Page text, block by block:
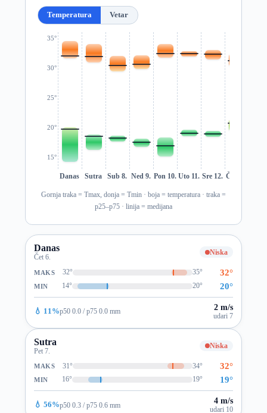
Temperatura Vetar
15°
20°
25°
30°
35°
Danas Sutra Sub 8. Ned 9. Pon 10. Uto 11. Sre 12. Čet 13.
Gornja traka = Tmax, donja = Tmin · boja = temperatura · traka =
p25–p75 · linija = medijana
Danas
Čet 6.
Niska
MAKS 32° 35° 32°
MIN 14° 20° 20°
💧 11%p50 0.0 / p75 0.0 mm 2 m/s
udari 7
Sutra
Pet 7.
Niska
MAKS 31° 34° 32°
MIN 16° 19° 19°
💧 56%p50 0.3 / p75 0.6 mm 4 m/s
udari 10